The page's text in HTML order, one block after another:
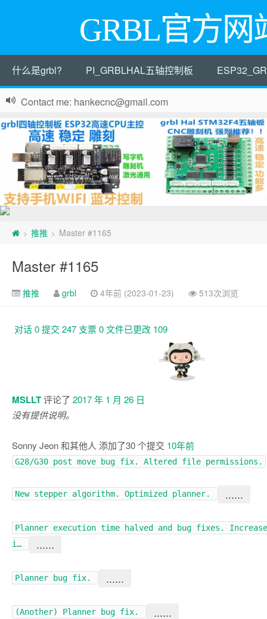
GRBL官方网
什么是grbl? PI_GRBLHAL五轴控制板
Contact me: hankecnc@gmail.com
> 推推 > Master #1165
Master #1165
推推 grbl 4年前 (2023-01-23) 513次浏览
对话0提交 247 支票0文件已更改 109
MSLLT评论了 2017 年 1 月 26 日
没有提供说明。
Sonny Jeon和其他人 添加了30 个提交 10年前
G28/G30 post move bug fix. Altered file permissions.
New stepper algorithm. Optimized planner. ……
Planner execution time halved and bug fixes.
i…
……
Planner bug fix. ……
(Another) Planner bug fix. ……